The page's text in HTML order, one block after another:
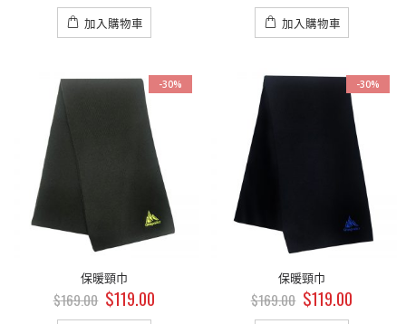
加入購物車 加入購物車
-30%
保暖頸巾
$169.00 $119.00
-30%
保暖頸巾
$169.00 $119.00
179.00
斜揹相機袋
$199.00 $ 179.00
179.00
斜揹相機袋
$199.00 $ 179.00